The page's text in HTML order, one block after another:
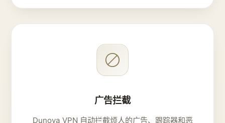
广告拦截
Dunova VPN 自动拦截烦人的广告、跟踪器和恶